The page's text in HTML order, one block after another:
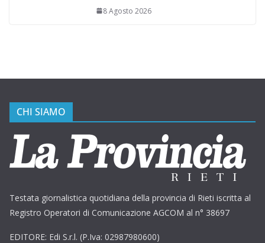
8 Agosto 2026
CHI SIAMO
Testata giornalistica quotidiana della provincia di Rieti iscritta al
Registro Operatori di Comunicazione AGCOM al n° 38697
EDITORE: Edi S.r.l. (P.Iva: 02987980600)